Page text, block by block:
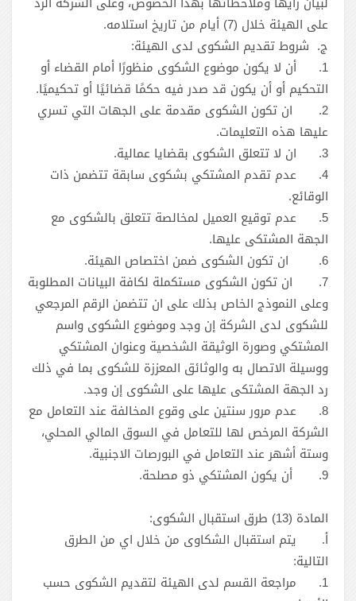
على الهيئة خلال (7) أيام من تاريخ استلامه.
ج. شروط تقديم الشكوى لدى الهيئة:
1.
أن لا يكون موضوع الشكوى منظورًا أمام القضاء أو
التحكيم أو أن يكون قد صدر فيه حكمًا قضائيًا أو تحكيميًا.
2.
ان تكون الشكوى مقدمة على الجهات التي تسري
عليها هذه التعليمات.
3.
ان لا تتعلق الشكوى بقضايا عمالية.
4.
عدم تقدم المشتكي بشكوى سابقة تتضمن ذات
الوقائع.
5.
عدم توقيع العميل لمخالصة تتعلق بالشكوى مع
الجهة المشتكى عليها.
6.
ان تكون الشكوى ضمن اختصاص الهيئة.
7.
ان تكون الشكوى مستكملة لكافة البيانات المطلوبة
وعلى النموذج الخاص بذلك على ان تتضمن الرقم المرجعي
للشكوى لدى الشركة إن وجد وموضوع الشكوى واسم
المشتكي وصورة الوثيقة الشخصية وعنوان المشتكي
ووسيلة الاتصال به والوثائق المعززة للشكوى بما في ذلك
رد الجهة المشتكى عليها على الشكوى إن وجد.
8.
عدم مرور سنتين على وقوع المخالفة عند التعامل مع
الشركة المرخص لها للتعامل في السوق المالي المحلي،
وستة أشهر عند التعامل في البورصات الاجنبية.
9.
أن يكون المشتكي ذو مصلحة.
المادة ‎(13) طرق استقبال الشكوى:
‌أ.
يتم استقبال الشكاوى من خلال اي من الطرق
التالية:
1.
مراجعة القسم لدى الهيئة لتقديم الشكوى حسب